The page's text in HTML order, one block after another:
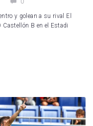
0
y golean a su rival El
B en el Estadi